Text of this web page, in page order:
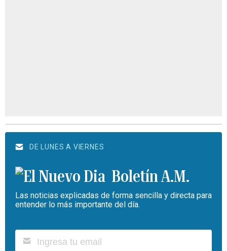
DE LUNES A VIERNES
Boletín A.M.
Las noticias explicadas de forma sencilla y directa para
entender lo más importante del día.